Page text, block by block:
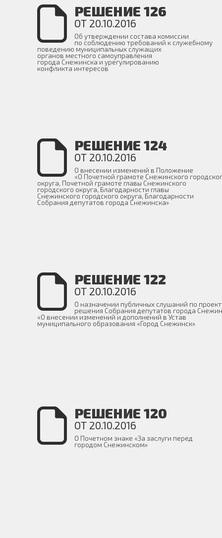
РЕШЕНИЕ 126
ОТ 20.10.2016
Об утверждении состава комиссии
по соблюдению требований к служебному
поведению муниципальных служащих
органов местного самоуправления
города Снежинска и урегулированию
конфликта интересов
РЕШЕНИЕ 124
ОТ 20.10.2016
О внесении изменений в Положение
«О Почетной грамоте Снежинского
округа, Почетной грамоте главы Снежинского
городского округа, Благодарности главы
Снежинского городского округа, Благодарности
Собрания депутатов города Снежинска»
РЕШЕНИЕ 122
ОТ 20.10.2016
О назначении публичных слушаний по
решения Собрания депутатов города
«О внесении изменений и дополнений в Устав
муниципального образования «Город Снежинск»
РЕШЕНИЕ 120
ОТ 20.10.2016
О Почетном знаке «За заслуги перед
городом Снежинском»